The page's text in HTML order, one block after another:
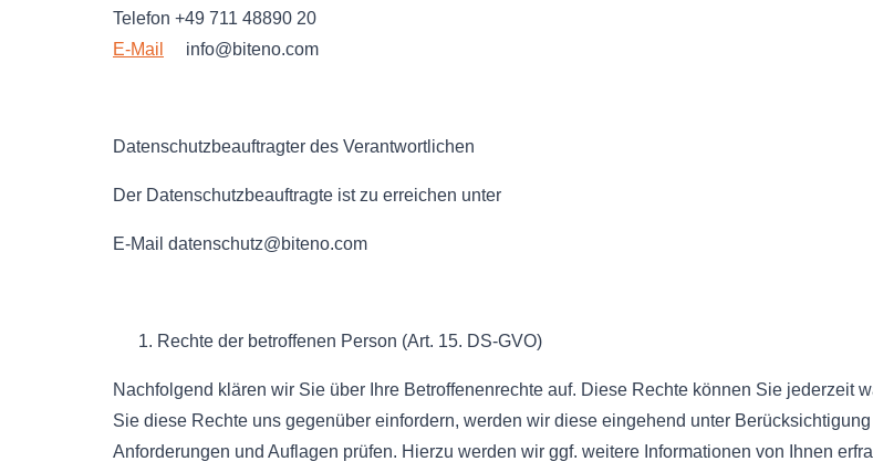
Telefon +49 711 48890 20
E-Mail
info@biteno.com
Datenschutzbeauftragter des Verantwortlichen
Der Datenschutzbeauftragte ist zu erreichen unter
E-Mail datenschutz@biteno.com
Rechte der betroffenen Person (Art. 15. DS-GVO)
Nachfolgend klären wir Sie über Ihre Betroffenenrechte auf. Diese Rechte können Sie jederzeit
Sie diese Rechte uns gegenüber einfordern, werden wir diese eingehend unter
Anforderungen und Auflagen prüfen. Hierzu werden wir ggf. weitere Informationen von Ihnen